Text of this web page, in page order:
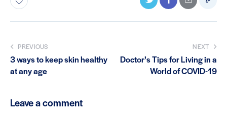
PREVIOUS
3 ways to keep skin healthy
at any age
NEXT
Doctor’s Tips for Living in a
World of COVID-19
Leave a comment